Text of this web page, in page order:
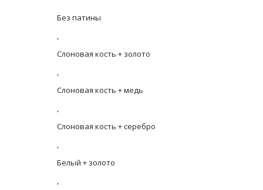
Без патины
,
Слоновая кость + золото
,
Слоновая кость + медь
,
Слоновая кость + серебро
,
Белый + золото
,